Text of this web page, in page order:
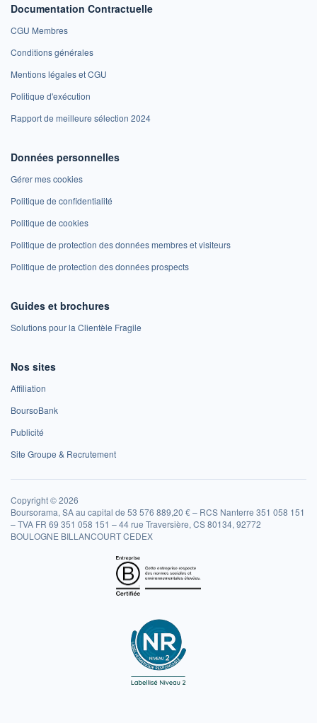
Documentation Contractuelle
CGU Membres
Conditions générales
Mentions légales et CGU
Politique d'exécution
Rapport de meilleure sélection 2024
Données personnelles
Gérer mes cookies
Politique de confidentialité
Politique de cookies
Politique de protection des données membres et visiteurs
Politique de protection des données prospects
Guides et brochures
Solutions pour la Clientèle Fragile
Nos sites
Affiliation
BoursoBank
Publicité
Site Groupe & Recrutement
Copyright © 2026
Boursorama, SA au capital de 53 576 889,20 € – RCS Nanterre 351 058 151
– TVA FR 69 351 058 151 – 44 rue Traversière, CS 80134, 92772
BOULOGNE BILLANCOURT CEDEX